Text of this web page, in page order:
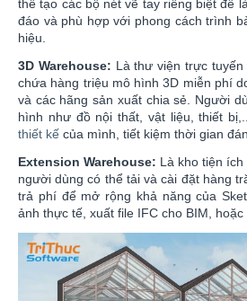
thể tạo các bộ nét vẽ tay riêng biệt để
đáo và phù hợp với phong cách trình
hiệu.
3D Warehouse: Là thư viện trực tuyến
chứa hàng triệu mô hình 3D miễn phí
và các hãng sản xuất chia sẻ. Người
hình như đồ nội thất, vật liệu, thiết
thiết kế của mình, tiết kiệm thời gian
Extension Warehouse: Là kho tiện
người dùng có thể tải và cài đặt hàng
trả phí để mở rộng khả năng của
ảnh thực tế, xuất file IFC cho BIM, hoặc